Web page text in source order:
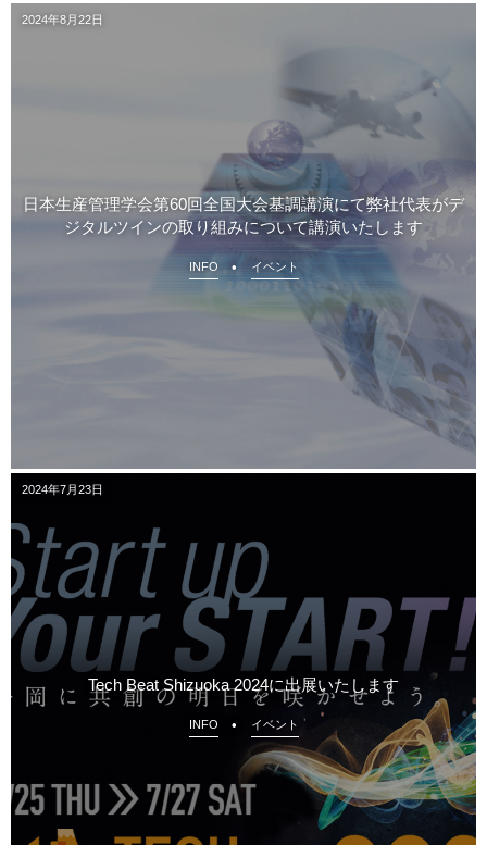
2024年8月22日
日本生産管理学会第60回全国大会基調講演にて弊社代表がデ
ジタルツインの取り組みについて講演いたします
INFO イベント
2024年7月23日
Tech Beat Shizuoka 2024に出展いたします
INFO イベント